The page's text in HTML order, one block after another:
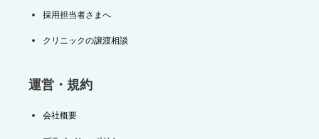
採用担当者さまへ
クリニックの譲渡相談
運営・規約
会社概要